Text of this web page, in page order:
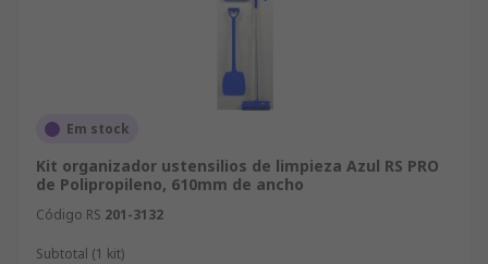
Em stock
Kit organizador ustensilios de limpieza Azul RS PRO
de Polipropileno, 610mm de ancho
Código RS 201-3132
Subtotal (1 kit)